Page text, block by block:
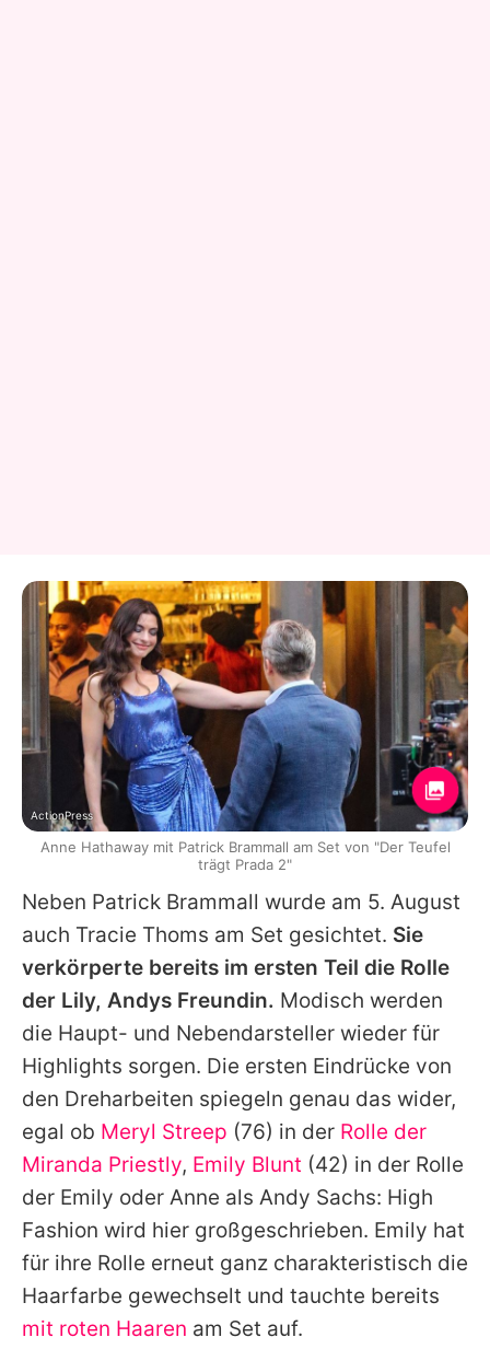
Neben Patrick Brammall wurde am 5. August
auch Tracie Thoms am Set gesichtet. Sie
verkörperte bereits im ersten Teil die Rolle
der Lily, Andys Freundin. Modisch werden
die Haupt- und Nebendarsteller wieder für
Highlights sorgen. Die ersten Eindrücke von
den Dreharbeiten spiegeln genau das wider,
egal ob Meryl Streep (76) in der Rolle der
Miranda Priestly, Emily Blunt (42) in der Rolle
der Emily oder Anne als Andy Sachs: High
Fashion wird hier großgeschrieben. Emily hat
für ihre Rolle erneut ganz charakteristisch die
Haarfarbe gewechselt und tauchte bereits
mit roten Haaren am Set auf.
ActionPress
Anne Hathaway mit Patrick Brammall am Set von "Der Teufel
trägt Prada 2"